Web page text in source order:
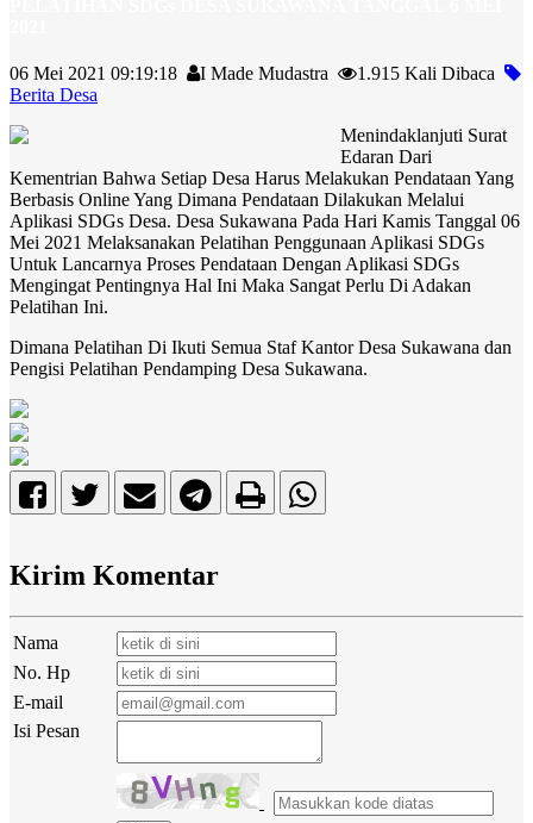
06 Mei 2021 09:19:18 I Made Mudastra
1.915 Kali Dibaca
Berita Desa
Menindaklanjuti Surat
Edaran Dari
Kementrian Bahwa Setiap Desa Harus Melakukan Pendataan Yang
Berbasis Online Yang Dimana Pendataan Dilakukan Melalui
Aplikasi SDGs Desa. Desa Sukawana Pada Hari Kamis Tanggal 06
Mei 2021 Melaksanakan Pelatihan Penggunaan Aplikasi SDGs
Untuk Lancarnya Proses Pendataan Dengan Aplikasi SDGs
Mengingat Pentingnya Hal Ini Maka Sangat Perlu Di Adakan
Pelatihan Ini.
Dimana Pelatihan Di Ikuti Semua Staf Kantor Desa Sukawana dan
Pengisi Pelatihan Pendamping Desa Sukawana.
Kirim Komentar
Nama
No. Hp
E-mail
Isi Pesan